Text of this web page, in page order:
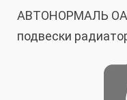
АВТОНОРМАЛЬ
подвески